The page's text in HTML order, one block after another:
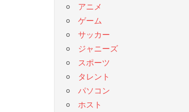
アニメ
ゲーム
サッカー
ジャニーズ
スポーツ
タレント
パソコン
ホスト